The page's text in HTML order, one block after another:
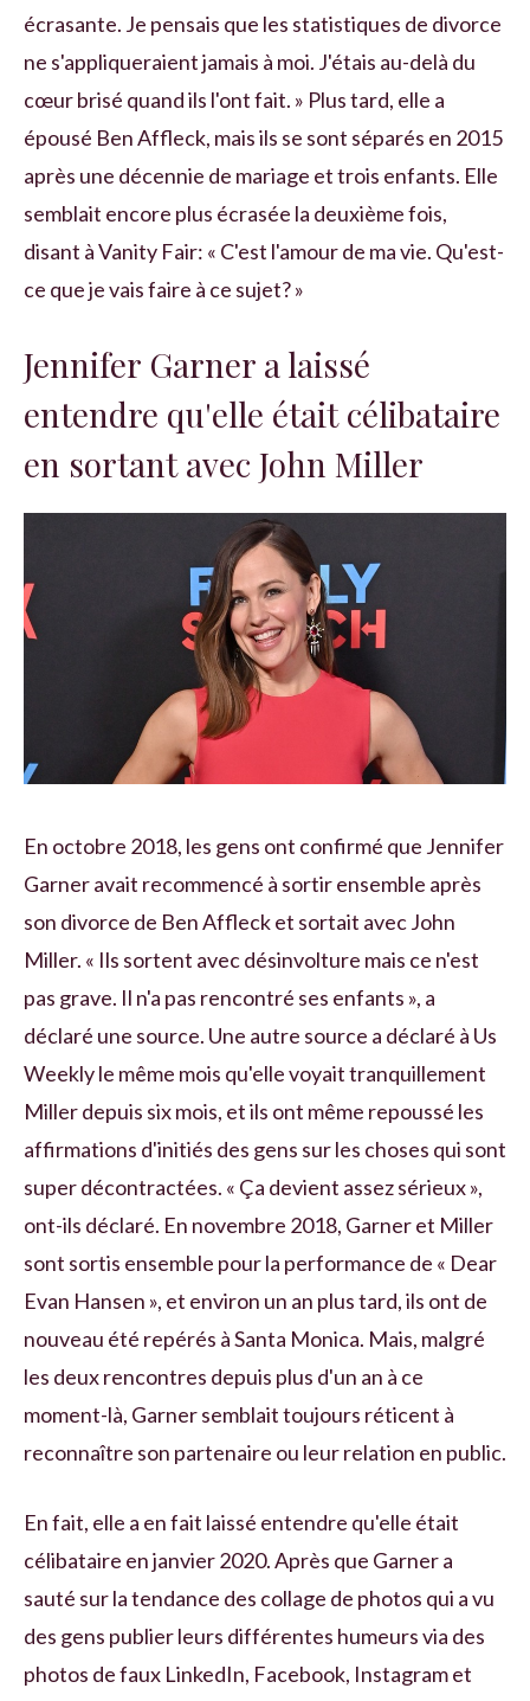
écrasante. Je pensais que les statistiques de divorce
ne s'appliqueraient jamais à moi. J'étais au-delà du
cœur brisé quand ils l'ont fait. » Plus tard, elle a
épousé Ben Affleck, mais ils se sont séparés en 2015
après une décennie de mariage et trois enfants. Elle
semblait encore plus écrasée la deuxième fois,
disant à Vanity Fair: « C'est l'amour de ma vie. Qu'est-
ce que je vais faire à ce sujet? »
Jennifer Garner a laissé
entendre qu'elle était célibataire
en sortant avec John Miller
En octobre 2018, les gens ont confirmé que Jennifer
Garner avait recommencé à sortir ensemble après
son divorce de Ben Affleck et sortait avec John
Miller. « Ils sortent avec désinvolture mais ce n'est
pas grave. Il n'a pas rencontré ses enfants », a
déclaré une source. Une autre source a déclaré à Us
Weekly le même mois qu'elle voyait tranquillement
Miller depuis six mois, et ils ont même repoussé les
affirmations d'initiés des gens sur les choses qui sont
super décontractées. « Ça devient assez sérieux »,
ont-ils déclaré. En novembre 2018, Garner et Miller
sont sortis ensemble pour la performance de « Dear
Evan Hansen », et environ un an plus tard, ils ont de
nouveau été repérés à Santa Monica. Mais, malgré
les deux rencontres depuis plus d'un an à ce
moment-là, Garner semblait toujours réticent à
reconnaître son partenaire ou leur relation en public.
En fait, elle a en fait laissé entendre qu'elle était
célibataire en janvier 2020. Après que Garner a
sauté sur la tendance des collage de photos qui a vu
des gens publier leurs différentes humeurs via des
photos de faux LinkedIn, Facebook, Instagram et